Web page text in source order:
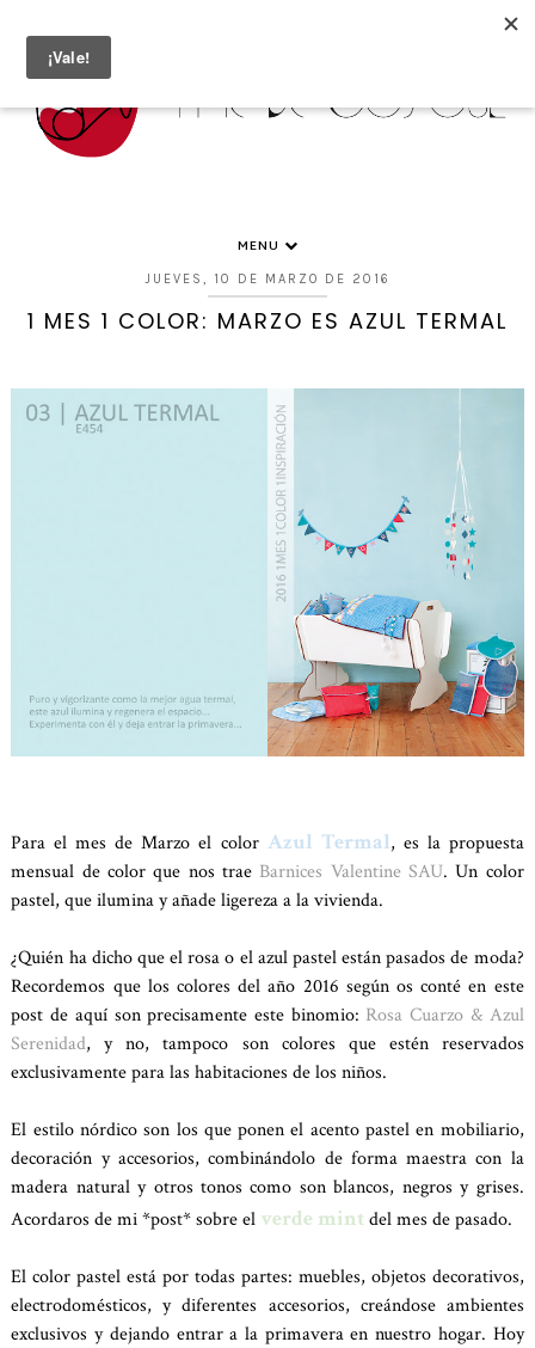
MENU
JUEVES, 10 DE MARZO DE 2016
1 MES 1 COLOR: MARZO ES AZUL TERMAL
Para el mes de Marzo el color Azul Termal, es la propuesta
mensual de color que nos trae Barnices Valentine SAU. Un color
pastel, que ilumina y añade ligereza a la vivienda.
¿Quién ha dicho que el rosa o el azul pastel están pasados de moda?
Recordemos que los colores del año 2016 según os conté en este
post de aquí son precisamente este binomio: Rosa Cuarzo & Azul
Serenidad, y no, tampoco son colores que estén reservados
exclusivamente para las habitaciones de los niños.
El estilo nórdico son los que ponen el acento pastel en mobiliario,
decoración y accesorios, combinándolo de forma maestra con la
madera natural y otros tonos como son blancos, negros y grises.
Acordaros de mi *post* sobre el verde mintdel mes de pasado.
El color pastel está por todas partes: muebles, objetos decorativos,
electrodomésticos, y diferentes accesorios, creándose ambientes
exclusivos y dejando entrar a la primavera en nuestro hogar. Hoy